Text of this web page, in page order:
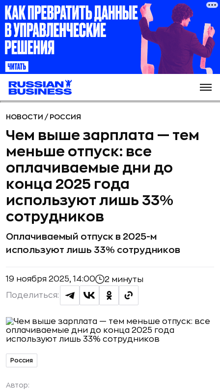
НОВОСТИ / РОССИЯ
Чем выше зарплата — тем
меньше отпуск: все
оплачиваемые дни до
конца 2025 года
используют лишь 33%
сотрудников
Оплачиваемый отпуск в 2025-м
используют лишь 33% сотрудников
19 ноября 2025, 14:00 2 минуты
Поделиться:
Россия
Автор: